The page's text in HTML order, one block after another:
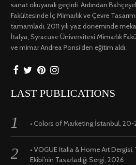
sanat okuyarak geçirdi. Ardından
Fakültesinde İç Mimarlık ve Çevre
tamamladı. 2011 yılı yaz döneminde
İtalya, Syracuse Üniversitesi Mimarlık
ve mimar Andrea Ponsi’den eğitim aldı.
LAST PUBLICATIONS
• Colors of Marketing İstanbul, 20-
• VOGUE Italia & Home Art
Ekibi’nin Tasarladığı Sergi, 2026